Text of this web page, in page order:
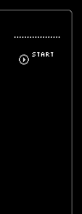
START